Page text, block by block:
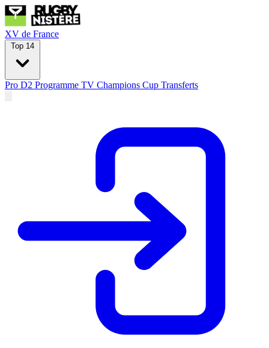
XV de France
Top 14
Pro D2 Programme TV Champions Cup Transferts